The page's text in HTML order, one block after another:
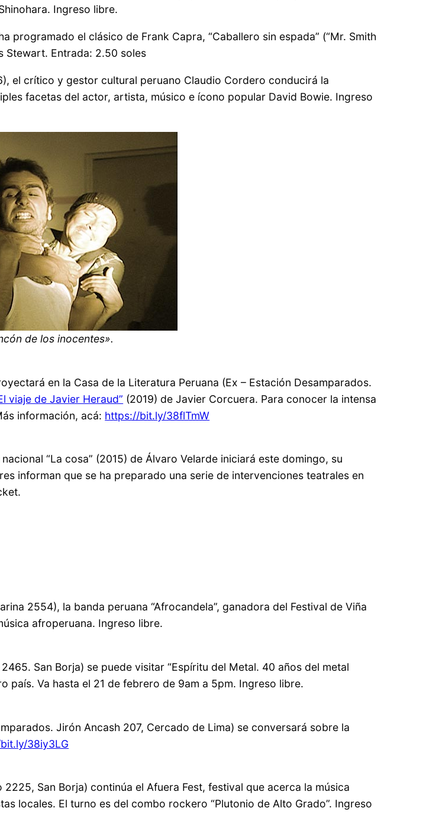
Ingreso libre.
programado el clásico de Frank Capra, “Caballero sin espada” (“Mr. Smith
Stewart. Entrada: 2.50 soles
el crítico y gestor cultural peruano Claudio Cordero conducirá la
facetas del actor, artista, músico e ícono popular David Bowie. Ingreso
de los inocentes».
en la Casa de la Literatura Peruana (Ex – Estación Desamparados.
viaje de Javier Heraud” (2019) de Javier Corcuera. Para conocer la intensa
información, acá: https://bit.ly/38flTmW
“La cosa” (2015) de Álvaro Velarde iniciará este domingo, su
informan que se ha preparado una serie de intervenciones teatrales en
2554), la banda peruana “Afrocandela”, ganadora del Festival de Viña
afroperuana. Ingreso libre.
San Borja) se puede visitar “Espíritu del Metal. 40 años del metal
país. Va hasta el 21 de febrero de 9am a 5pm. Ingreso libre.
Jirón Ancash 207, Cercado de Lima) se conversará sobre la
38iy3LG
San Borja) continúa el Afuera Fest, festival que acerca la música
locales. El turno es del combo rockero “Plutonio de Alto Grado”. Ingreso